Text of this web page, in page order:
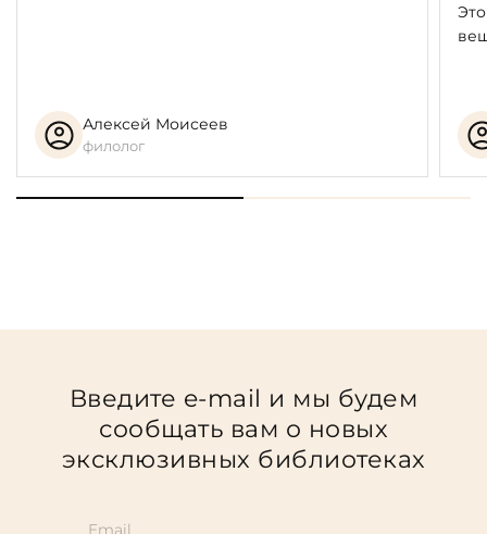
Алексей Моисеев
филолог
Введите e-mail и мы будем
сообщать вам о новых
эксклюзивных библиотеках